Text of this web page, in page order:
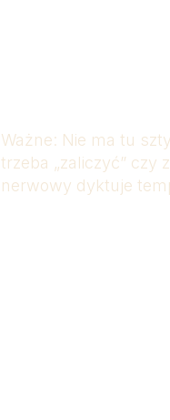
Ważne: Nie ma tu
trzeba „zaliczyć” czy
nerwowy dyktuje